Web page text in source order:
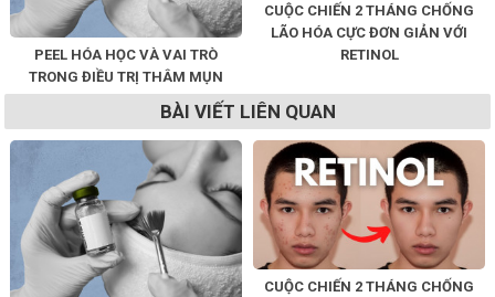
PEEL HÓA HỌC VÀ VAI TRÒ
TRONG ĐIỀU TRỊ THÂM MỤN
CUỘC CHIẾN 2 THÁNG CHỐNG
LÃO HÓA CỰC ĐƠN GIẢN VỚI
RETINOL
BÀI VIẾT LIÊN QUAN
CUỘC CHIẾN 2 THÁNG CHỐNG